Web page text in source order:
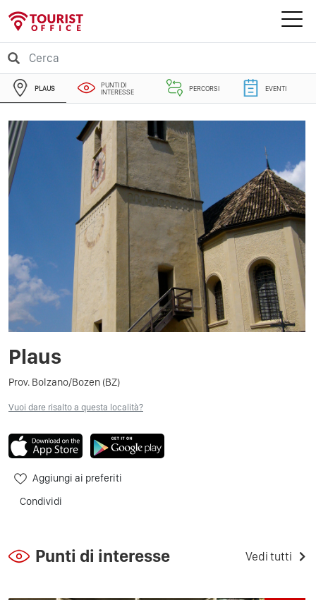
PLAUS
PUNTI DI
INTERESSE
PERCORSI EVENTI
Plaus
Prov. Bolzano/Bozen (BZ)
Vuoi dare risalto a questa località?
Aggiungi ai preferiti
Condividi
Punti di interesse Vedi tutti